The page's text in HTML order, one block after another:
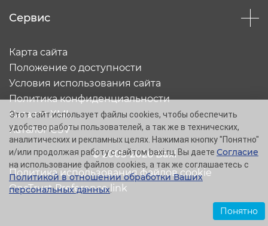
Сервис
© 2005-2026 Baxi
Карта сайта
Положение о доступности
Условия использования сайта
Политика конфиденциальности
Каталог XML
Каталог CSV
Политика использования файлов cookie
OneTrust Preference link
Этот сайт использует файлы cookies, чтобы обеспечить
удобство работы пользователей, а так же в технических,
аналитических и рекламных целях. Нажимая кнопку "Понятно"
и/или продолжая работу с сайтом baxi.ru, Вы даете Согласие
на использование файлов cookies, а так же соглашаетесь с
Политикой в отношении обработки Ваших
персональных данных.
Понятно